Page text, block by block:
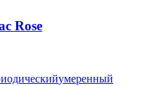
Rose
умеренный